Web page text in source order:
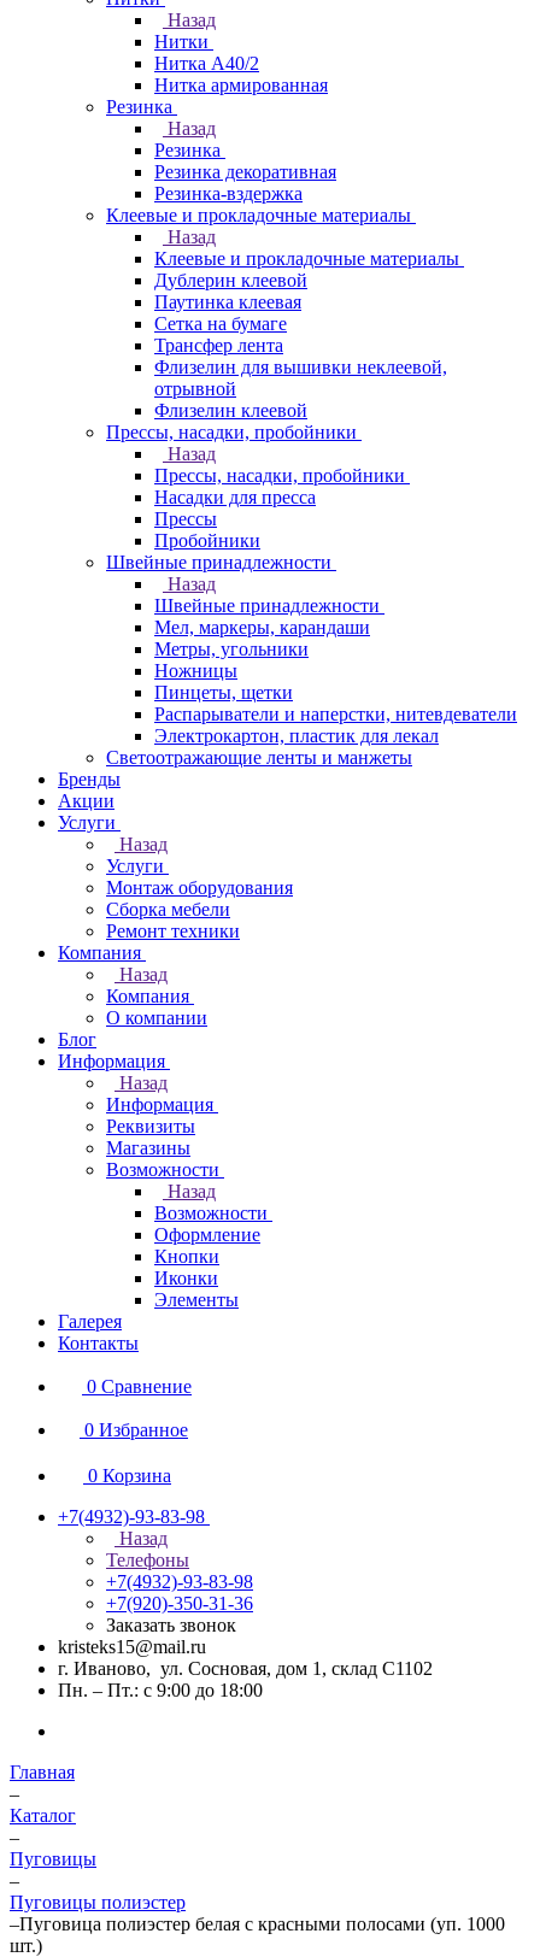
Назад
Нитки
Нитка А40/2
Нитка армированная
Резинка
Назад
Резинка
Резинка декоративная
Резинка-вздержка
Клеевые и прокладочные материалы
Назад
Клеевые и прокладочные материалы
Дублерин клеевой
Паутинка клеевая
Сетка на бумаге
Трансфер лента
Флизелин для вышивки неклеевой,
отрывной
Флизелин клеевой
Прессы, насадки, пробойники
Назад
Прессы, насадки, пробойники
Насадки для пресса
Прессы
Пробойники
Швейные принадлежности
Назад
Швейные принадлежности
Мел, маркеры, карандаши
Метры, угольники
Ножницы
Пинцеты, щетки
Распарыватели и наперстки, нитевдеватели
Электрокартон, пластик для лекал
Светоотражающие ленты и манжеты
Бренды
Акции
Услуги
Назад
Услуги
Монтаж оборудования
Сборка мебели
Ремонт техники
Компания
Назад
Компания
О компании
Блог
Информация
Назад
Информация
Реквизиты
Магазины
Возможности
Назад
Возможности
Оформление
Кнопки
Иконки
Элементы
Галерея
Контакты
0 Сравнение
0 Избранное
0 Корзина
+7(4932)-93-83-98
Назад
Телефоны
+7(4932)-93-83-98
+7(920)-350-31-36
Заказать звонок
kristeks15@mail.ru
г. Иваново, ул. Сосновая, дом 1, склад С1102
Пн. – Пт.: с 9:00 до 18:00
Главная
–
Каталог
–
Пуговицы
–
Пуговицы полиэстер
–Пуговица полиэстер белая с красными полосами (уп. 1000
шт.)